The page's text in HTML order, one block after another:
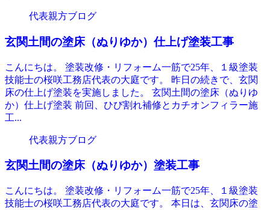
代表親方ブログ
玄関土間の塗床（ぬりゆか）仕上げ塗装工事
こんにちは。 塗装改修・リフォーム一筋で25年、１級塗装
技能士の桜咲工務店代表の大庭です。 昨日の続きで、玄関
床の仕上げ塗装を実施しました。 玄関土間の塗床（ぬりゆ
か）仕上げ塗装 前回、ひび割れ補修とカチオンフィラー施
工...
代表親方ブログ
玄関土間の塗床（ぬりゆか）塗装工事
こんにちは。 塗装改修・リフォーム一筋で25年、１級塗装
技能士の桜咲工務店代表の大庭です。 本日は、玄関床の塗